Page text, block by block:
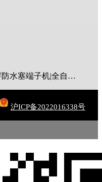
全自动穿胶壳端子机|全自动穿防水塞端子机|全自动穿热缩管端子机|全自动穿护套端子机|全自动穿号码管端子机|全自动端子机|全自动穿防水栓端子机|端子压着机|端子压接机|静音端子机|多芯线端子机|护套线端子机|全自动排线端子机|新能源大平方压接机|电脑剥线机|自动剥线机|裁线机|剥线机
沪ICP备2022016338号